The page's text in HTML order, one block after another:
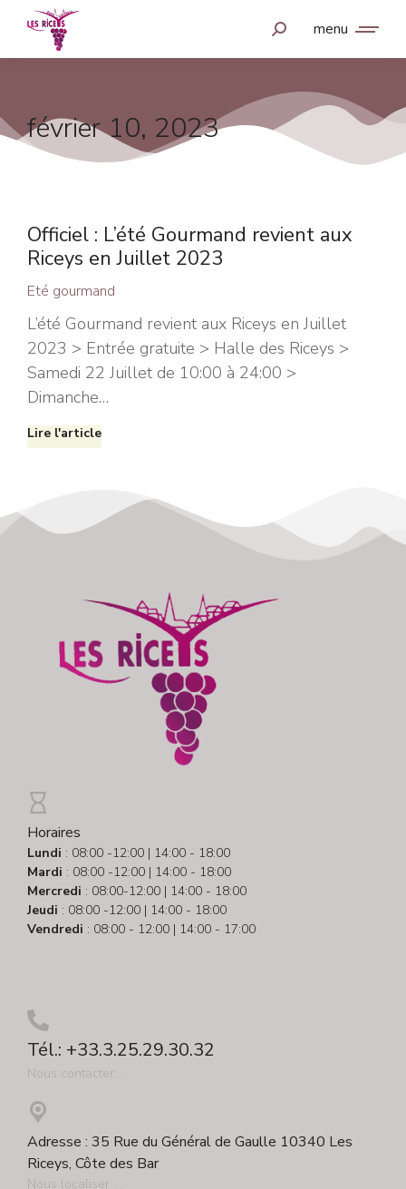
menu
février 10, 2023
Officiel : L’été Gourmand revient aux
Riceys en Juillet 2023
Eté gourmand
L’été Gourmand revient aux Riceys en Juillet
2023 > Entrée gratuite > Halle des Riceys >
Samedi 22 Juillet de 10:00 à 24:00 >
Dimanche…
Lire l'article
Horaires
Lundi : 08:00 -12:00 | 14:00 - 18:00
Mardi : 08:00 -12:00 | 14:00 - 18:00
Mercredi : 08:00-12:00 | 14:00 - 18:00
Jeudi : 08:00 -12:00 | 14:00 - 18:00
Vendredi : 08:00 - 12:00 | 14:00 - 17:00
Tél.: +33.3.25.29.30.32
Nous contacter ...
Adresse : 35 Rue du Général de Gaulle 10340 Les
Riceys, Côte des Bar
Nous localiser ...